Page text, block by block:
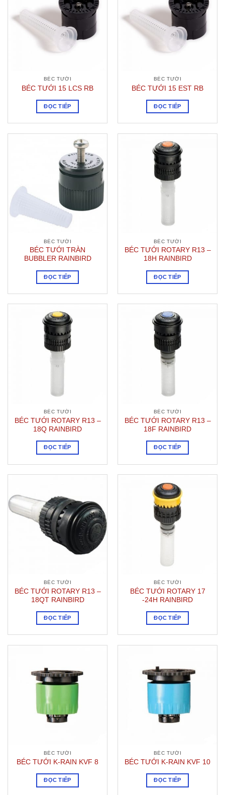
BÉC TƯỚI
BÉC TƯỚI 15 LCS RB
ĐỌC TIẾP
BÉC TƯỚI
BÉC TƯỚI 15 EST RB
ĐỌC TIẾP
BÉC TƯỚI
BÉC TƯỚI TRÀN
BUBBLER RAINBIRD
ĐỌC TIẾP
BÉC TƯỚI
BÉC TƯỚI ROTARY R13 –
18H RAINBIRD
ĐỌC TIẾP
BÉC TƯỚI
BÉC TƯỚI ROTARY R13 –
18Q RAINBIRD
ĐỌC TIẾP
BÉC TƯỚI
BÉC TƯỚI ROTARY R13 –
18F RAINBIRD
ĐỌC TIẾP
BÉC TƯỚI
BÉC TƯỚI ROTARY R13 –
18QT RAINBIRD
ĐỌC TIẾP
BÉC TƯỚI
BÉC TƯỚI ROTARY 17
-24H RAINBIRD
ĐỌC TIẾP
BÉC TƯỚI
BÉC TƯỚI K-RAIN KVF 8
ĐỌC TIẾP
BÉC TƯỚI
BÉC TƯỚI K-RAIN KVF 10
ĐỌC TIẾP